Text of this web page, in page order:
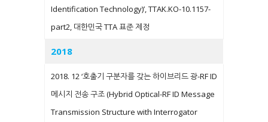
Identification Technology)’, TTAK.KO-10.1157-
part2, 대한민국 TTA 표준 제정
2018
2018. 12 ‘호출기 구분자를 갖는 하이브리드 광-RF ID
메시지 전송 구조 (Hybrid Optical-RF ID Message
Transmission Structure with Interrogator